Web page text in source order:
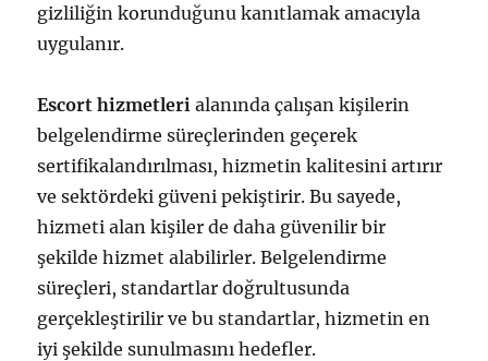
gizliliğin korunduğunu kanıtlamak amacıyla
uygulanır.
Escort hizmetleri alanında çalışan kişilerin
belgelendirme süreçlerinden geçerek
sertifikalandırılması, hizmetin kalitesini artırır
ve sektördeki güveni pekiştirir. Bu sayede,
hizmeti alan kişiler de daha güvenilir bir
şekilde hizmet alabilirler. Belgelendirme
süreçleri, standartlar doğrultusunda
gerçekleştirilir ve bu standartlar, hizmetin en
iyi şekilde sunulmasını hedefler.